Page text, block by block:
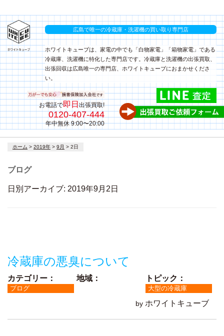
広島で唯一の冷蔵庫・洗濯機の買い取り専門店
ホワイトキューブは、家電の中でも「白物家電」「箱物家電」である
冷蔵庫、洗濯機に特化した専門店です。冷蔵庫と洗濯機の出張買取、
出張回収は広島唯一の専門店、ホワイトキューブにおまかせくださ
い。
お電話で即日出張買取!
0120-407-444
年中無休 9:00〜20:00
コ
へ
ホーム > 2019年 > 9月 > 2日
ブログ
日別アーカイブ: 2019年9月2日
冷蔵庫の悪臭について
カテゴリー：
ブログ
地域： トピック：
大型の冷蔵庫
by ホワイトキューブ